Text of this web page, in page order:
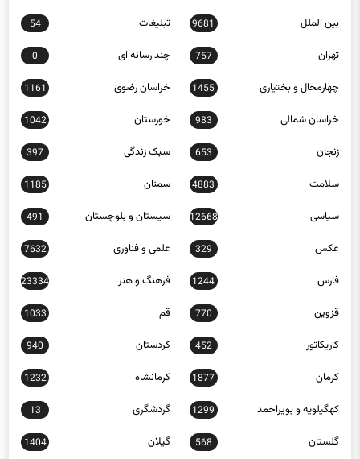
بین الملل 9681 تبلیغات 54
تهران 757 چند رسانه ای 0
چهارمحال و بختیاری 1455 خراسان رضوی 1161
خراسان شمالی 983 خوزستان 1042
زنجان 653 سبک زندگی 397
سلامت 4883 سمنان 1185
سیاسی 12668 سیستان و بلوچستان 491
عکس 329 علمی و فناوری 7632
فارس 1244 فرهنگ و هنر 23334
قزوین 770 قم 1033
کاریکاتور 452 کردستان 940
کرمان 1877 کرمانشاه 1232
کهگیلویه و بویراحمد 1299 گردشگری 13
گلستان 568 گیلان 1404